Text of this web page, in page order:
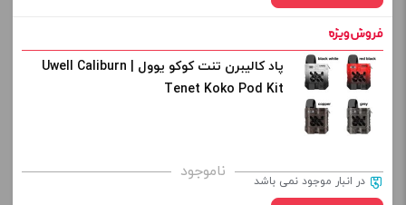
رنگ:
برای فعال شدن سبد خرید و نمایش قیمت ، گزینه های محصول را
از کادر بالا انتخاب کنید.
پاد کالیبرن تنت کوکو یوول | Uwell Caliburn
Tenet Koko Pod Kit
ناموجود در انبار موجود نمی باشد